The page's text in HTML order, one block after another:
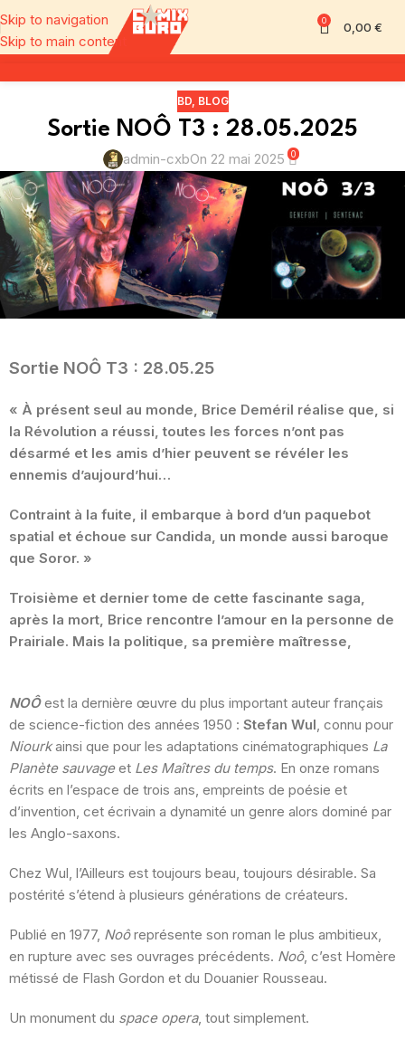
Skip to navigation
Skip to main content
0 0,00 €
BD, BLOG
Sortie NOÔ T3 : 28.05.2025
admin-cxbOn 22 mai 2025 0
Sortie NOÔ T3 : 28.05.25
« À présent seul au monde, Brice Deméril réalise que, si
la Révolution a réussi, toutes les forces n’ont pas
désarmé et les amis d’hier peuvent se révéler les
ennemis d’aujourd’hui…
Contraint à la fuite, il embarque à bord d’un paquebot
spatial et échoue sur Candida, un monde aussi baroque
que Soror. »
Troisième et dernier tome de cette fascinante saga,
après la mort, Brice rencontre l’amour en la personne de
Prairiale. Mais la politique, sa première maîtresse,
NOÔest la dernière œuvre du plus important auteur français
de science-fiction des années 1950 : Stefan Wul, connu pour
Niourkainsi que pour les adaptations cinématographiques La
Planète sauvageet Les Maîtres du temps. En onze romans
écrits en l’espace de trois ans, empreints de poésie et
d’invention, cet écrivain a dynamité un genre alors dominé par
les Anglo-saxons.
Chez Wul, l’Ailleurs est toujours beau, toujours désirable. Sa
postérité s’étend à plusieurs générations de créateurs.
Publié en 1977, Noôreprésente son roman le plus ambitieux,
en rupture avec ses ouvrages précédents. Noô, c’est Homère
métissé de Flash Gordon et du Douanier Rousseau.
Un monument du space opera, tout simplement.